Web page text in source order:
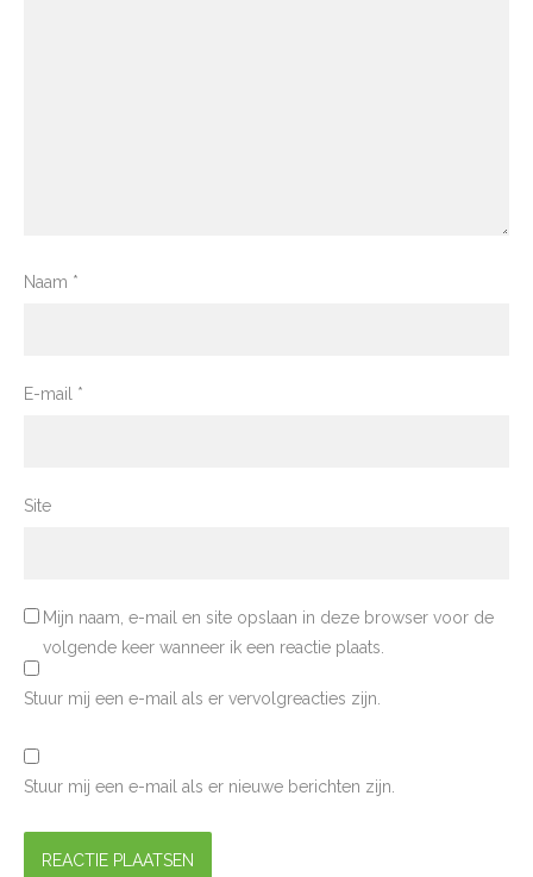
Naam *
E-mail *
Site
Mijn naam, e-mail en site opslaan in deze browser voor de
volgende keer wanneer ik een reactie plaats.
Stuur mij een e-mail als er vervolgreacties zijn.
Stuur mij een e-mail als er nieuwe berichten zijn.